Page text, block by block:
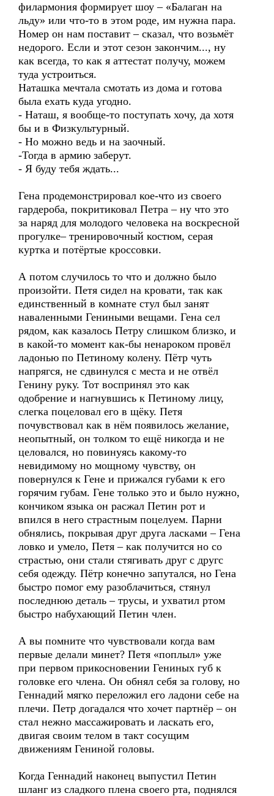
филармония формирует шоу – «Балаган на
льду» или что-то в этом роде, им нужна пара.
Номер он нам поставит – сказал, что возьмёт
недорого. Если и этот сезон закончим..., ну
как всегда, то как я аттестат получу, можем
туда устроиться.
Наташка мечтала смотать из дома и готова
была ехать куда угодно.
- Наташ, я вообще-то поступать хочу, да хотя
бы и в Физкультурный.
- Но можно ведь и на заочный.
-Тогда в армию заберут.
- Я буду тебя ждать...
Гена продемонстрировал кое-что из своего
гардероба, покритиковал Петра – ну что это
за наряд для молодого человека на воскресной
прогулке– тренировочный костюм, серая
куртка и потёртые кроссовки.
А потом случилось то что и должно было
произойти. Петя сидел на кровати, так как
единственный в комнате стул был занят
наваленными Гениными вещами. Гена сел
рядом, как казалось Петру слишком близко, и
в какой-то момент как-бы ненароком провёл
ладонью по Петиному колену. Пётр чуть
напрягся, не сдвинулся с места и не отвёл
Генину руку. Тот воспринял это как
одобрение и нагнувшись к Петиному лицу,
слегка поцеловал его в щёку. Петя
почувствовал как в нём появилось желание,
неопытный, он толком то ещё никогда и не
целовался, но повинуясь какому-то
невидимому но мощному чувству, он
повернулся к Гене и прижался губами к его
горячим губам. Гене только это и было нужно,
кончиком языка он расжал Петин рот и
впился в него страстным поцелуем. Парни
обнялись, покрывая друг друга ласками – Гена
ловко и умело, Петя – как получится но со
страстью, они стали стягивать друг с другс
себя одежду. Пётр конечно запутался, но Гена
быстро помог ему разоблачиться, стянул
последнюю деталь – трусы, и ухватил ртом
быстро набухающий Петин член.
А вы помните что чувствовали когда вам
первые делали минет? Петя «поплыл» уже
при первом прикосновении Гениных губ к
головке его члена. Он обнял себя за голову, но
Геннадий мягко переложил его ладони себе на
плечи. Петр догадался что хочет партнёр – он
стал нежно массажировать и ласкать его,
двигая своим телом в такт сосущим
движениям Гениной головы.
Когда Геннадий наконец выпустил Петин
шланг из сладкого плена своего рта, поднялся